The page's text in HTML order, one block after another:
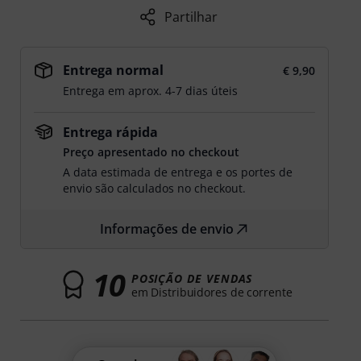
Partilhar
Entrega normal
€ 9,90
Entrega em aprox. 4-7 dias úteis
Entrega rápida
Preço apresentado no checkout
A data estimada de entrega e os portes de
envio são calculados no checkout.
Informações de envio
10 POSIÇÃO DE VENDAS
em Distribuidores de corrente